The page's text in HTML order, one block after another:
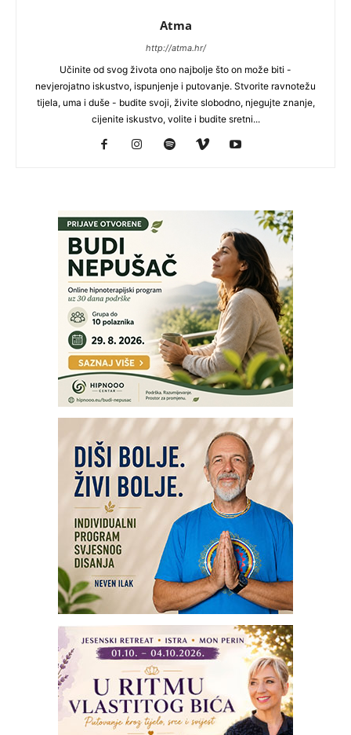
Atma
http://atma.hr/
Učinite od svog života ono najbolje što on može biti -
nevjerojatno iskustvo, ispunjenje i putovanje. Stvorite ravnotežu
tijela, uma i duše - budite svoji, živite slobodno, njegujte znanje,
cijenite iskustvo, volite i budite sretni...